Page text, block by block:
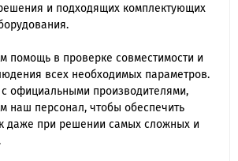
и подходящих комплектующих
помощь в проверке совместимости и
всех необходимых параметров.
официальными производителями,
наш персонал, чтобы обеспечить
даже при решении самых сложных и